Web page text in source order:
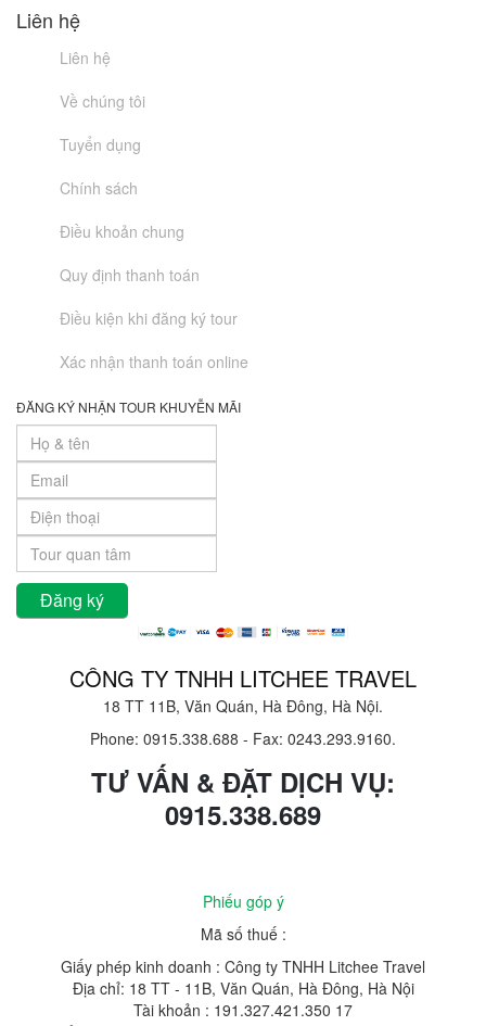
Liên hệ
Liên hệ
Về chúng tôi
Tuyển dụng
Chính sách
Điều khoản chung
Quy định thanh toán
Điều kiện khi đăng ký tour
Xác nhận thanh toán online
ĐĂNG KÝ NHẬN TOUR KHUYỄN MÃI
CÔNG TY TNHH LITCHEE TRAVEL
18 TT 11B, Văn Quán, Hà Đông, Hà Nội.
Phone: 0915.338.688 - Fax: 0243.293.9160.
TƯ VẤN & ĐẶT DỊCH VỤ:
0915.338.689
Phiếu góp ý
Mã số thuế :
Giấy phép kinh doanh : Công ty TNHH Litchee Travel
Địa chỉ: 18 TT - 11B, Văn Quán, Hà Đông, Hà Nội
Tài khoản : 191.327.421.350 17